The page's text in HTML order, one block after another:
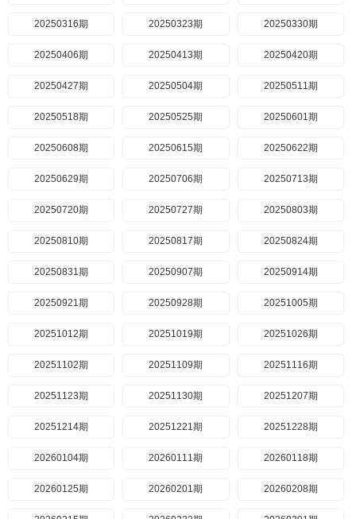
20250316期 20250323期 20250330期
20250406期 20250413期 20250420期
20250427期 20250504期 20250511期
20250518期 20250525期 20250601期
20250608期 20250615期 20250622期
20250629期 20250706期 20250713期
20250720期 20250727期 20250803期
20250810期 20250817期 20250824期
20250831期 20250907期 20250914期
20250921期 20250928期 20251005期
20251012期 20251019期 20251026期
20251102期 20251109期 20251116期
20251123期 20251130期 20251207期
20251214期 20251221期 20251228期
20260104期 20260111期 20260118期
20260125期 20260201期 20260208期